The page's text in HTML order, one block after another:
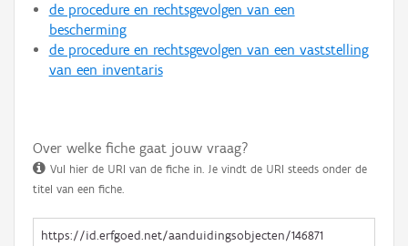
de procedure en rechtsgevolgen van een
bescherming
de procedure en rechtsgevolgen van een vaststelling
van een inventaris
Over welke fiche gaat jouw vraag?
Vul hier de URI van de fiche in. Je vindt de URI steeds onder de
titel van een fiche.